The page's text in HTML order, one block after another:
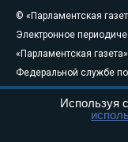
© «Парламентская
Электронное
«Парламентская
Федеральной службе
связи, информационных
массовых
Используя